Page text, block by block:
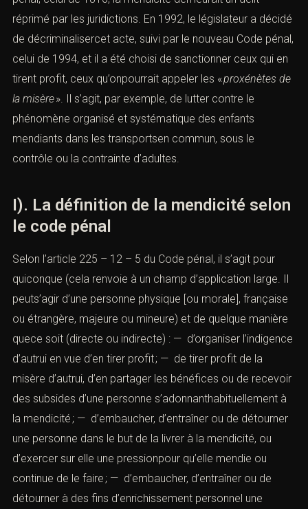
réprimé par les juridictions. En 1992, le législateur a décidé
de décriminalisercet acte, suivi par le nouveau Code pénal,
celui de 1994, et il a été choisi de sanctionner ceux qui en
tirent profit, ceux qu’onpourrait appeler les «proxénètes de
la misère». Il s’agit, par exemple, de lutter contre le
phénomène organisé et systématique des enfants
mendiants dans les transportsen commun, sous le
contrôle ou la contrainte d’adultes.
I). La définition de la mendicité selon
le code pénal
Selon l’article 225 – 12 – 5 du Code pénal, il s’agit pour
quiconque (cela renvoie à un champ d’application large. Il
peuts’agir d’une personne physique [ou morale], française
ou étrangère, majeure ou mineure) et de quelque manière
quece soit (directe ou indirecte) : — d’organiser l’indigence
d’autrui en vue d’en tirer profit ; — de tirer profit de la
misère d’autrui, d’en partager les bénéfices ou de recevoir
des subsides d’une personne s’adonnanthabituellement à
la mendicité ; — d’embaucher, d’entraîner ou de détourner
une personne dans le but de la livrer à la mendicité, ou
d’exercer sur elle une pressionpour qu’elle mendie ou
continue de le faire ; — d’embaucher, d’entraîner ou de
détourner à des fins d’enrichissement personnel une